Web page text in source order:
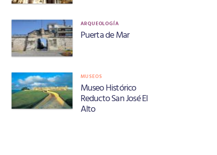
ARQUEOLOGÍA
Puerta de Mar
MUSEOS
Museo Histórico
Reducto San José El
Alto